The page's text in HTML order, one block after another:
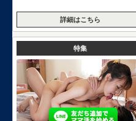
詳細はこちら
特集